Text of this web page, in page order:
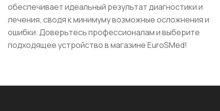
обеспечивает идеальный результат диагностики и
лечения, сводя к минимуму возможные осложнения и
ошибки. Доверьтесь профессионалам и выберите
подходящее устройство в магазине EuroSMed!